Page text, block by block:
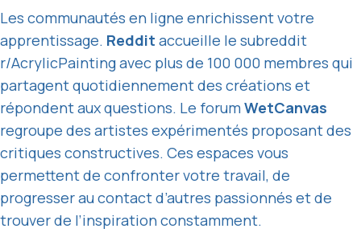
Les communautés en ligne enrichissent votre
apprentissage. Reddit accueille le subreddit
r/AcrylicPainting avec plus de 100 000 membres qui
partagent quotidiennement des créations et
répondent aux questions. Le forumWetCanvas
regroupe des artistes expérimentés proposant des
critiques constructives. Ces espaces vous
permettent de confronter votre travail, de
progresser au contact d’autres passionnés et de
trouver de l’inspiration constamment.